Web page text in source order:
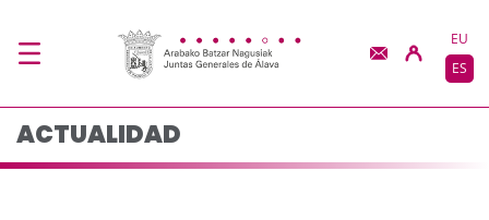
Las Juntas GeneralesEU
ES
ACTUALIDAD